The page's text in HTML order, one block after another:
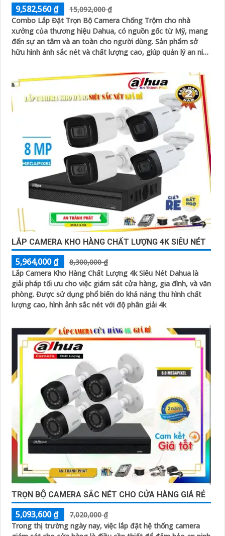
9,582,560 ₫
15,092,000 ₫
Combo Lắp Đặt Trọn Bộ Camera Chống Trộm cho nhà
xưởng của thương hiệu Dahua, có nguồn gốc từ Mỹ, mang
đến sự an tâm và an toàn cho người dùng. Sản phẩm sở
hữu hình ảnh sắc nét và chất lượng cao, giúp quản lý an ninh
LẮP CAMERA KHO HÀNG CHẤT LƯỢNG 4K SIÊU NÉT
5,964,000 ₫
8,300,000 ₫
Lắp Camera Kho Hàng Chất Lượng 4k Siêu Nét Dahua là
giải pháp tối ưu cho việc giám sát cửa hàng, gia đình, và văn
phòng. Được sử dụng phổ biến do khả năng thu hình chất
lượng cao, hình ảnh sắc nét với độ phân giải 4k
TRỌN BỘ CAMERA SẮC NÉT CHO CỬA HÀNG GIÁ RẺ
5,093,600 ₫
7,020,000 ₫
Trong thị trường ngày nay, việc lắp đặt hệ thống camera